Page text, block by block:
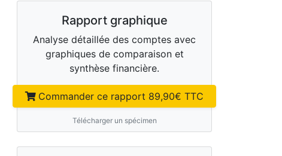
Rapport graphique
Analyse détaillée des comptes avec
graphiques de comparaison et
synthèse financière.
Commander ce rapport 89,90€ TTC
Télécharger un spécimen